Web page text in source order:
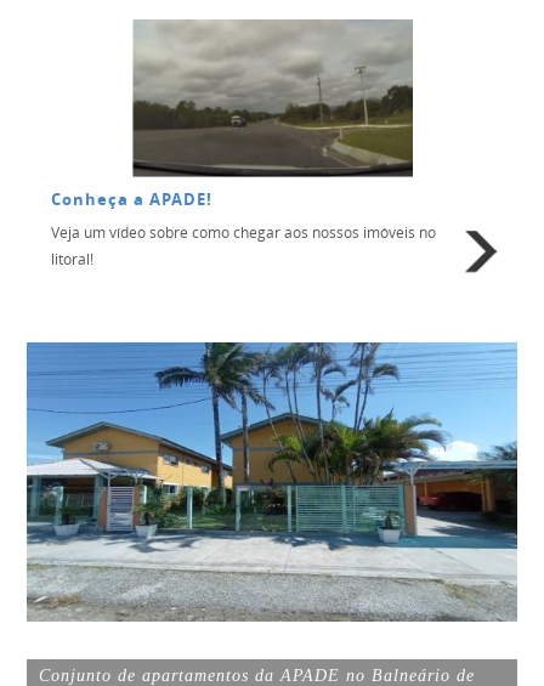
Conheça a APADE!
Veja um vídeo sobre como chegar aos nossos imóveis no
litoral!